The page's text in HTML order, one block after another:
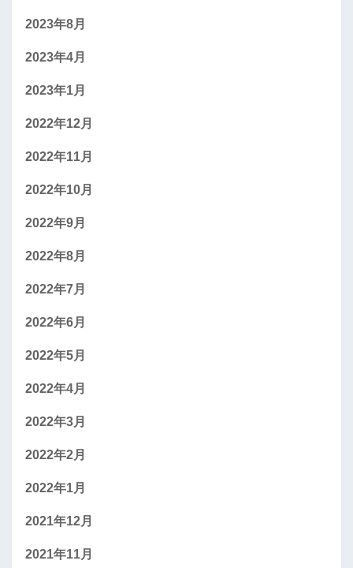
2023年8月
2023年4月
2023年1月
2022年12月
2022年11月
2022年10月
2022年9月
2022年8月
2022年7月
2022年6月
2022年5月
2022年4月
2022年3月
2022年2月
2022年1月
2021年12月
2021年11月